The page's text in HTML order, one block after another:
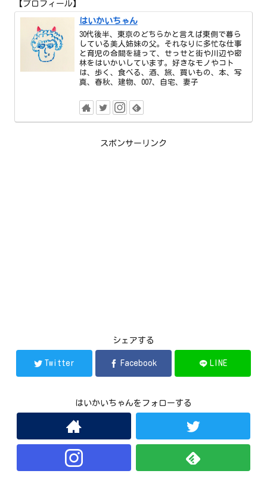
【プロフィール】
はいかいちゃん
30代後半、東京のどちらかと言えば東側で暮ら
している美人姉妹の父。それなりに多忙な仕事
と育児の合間を縫って、せっせと街や川辺や密
林をはいかいしています。好きなモノやコト
は、歩く、食べる、酒、旅、買いもの、本、写
真、春秋、建物、007、自宅、妻子
スポンサーリンク
シェアする
Twitter Facebook LINE
はいかいちゃんをフォローする